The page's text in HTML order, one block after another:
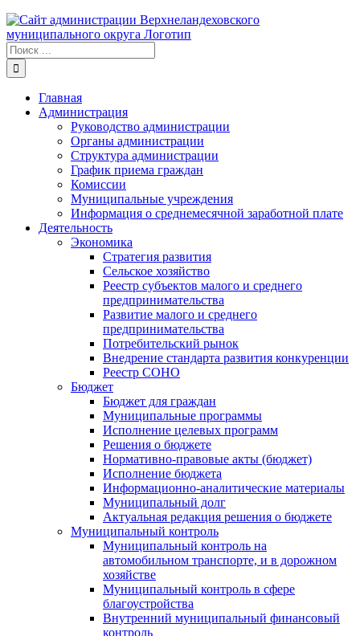
Результат
поиска:
Главная
Администрация
Руководство администрации
Органы администрации
Структура администрации
График приема граждан
Комиссии
Муниципальные учреждения
Информация о среднемесячной заработной плате
Деятельность
Экономика
Стратегия развития
Сельское хозяйство
Реестр субъектов малого и среднего
предпринимательства
Развитие малого и среднего
предпринимательства
Потребительский рынок
Внедрение стандарта развития конкуренции
Реестр СОНО
Бюджет
Бюджет для граждан
Муниципальные программы
Исполнение целевых программ
Решения о бюджете
Нормативно-правовые акты (бюджет)
Исполнение бюджета
Информационно-аналитические материалы
Муниципальный долг
Актуальная редакция решения о бюджете
Муниципальный контроль
Муниципальный контроль на
автомобильном транспорте, и в дорожном
хозяйстве
Муниципальный контроль в сфере
благоустройства
Внутренний муниципальный финансовый
контроль